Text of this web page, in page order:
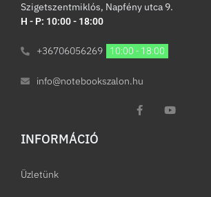
Szigetszentmiklós, Napfény utca 9.
H - P: 10:00 - 18:00
+36706056269 10:00 - 18:00
info@notebookszalon.hu
INFORMÁCIÓ​
Üzletünk